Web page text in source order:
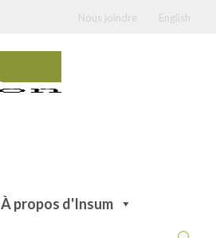
Nous joindre English
À propos d'Insum